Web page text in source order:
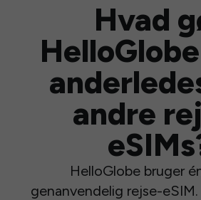
Hvad
andre
HelloGlobe bruger
genanvendelig rejse-